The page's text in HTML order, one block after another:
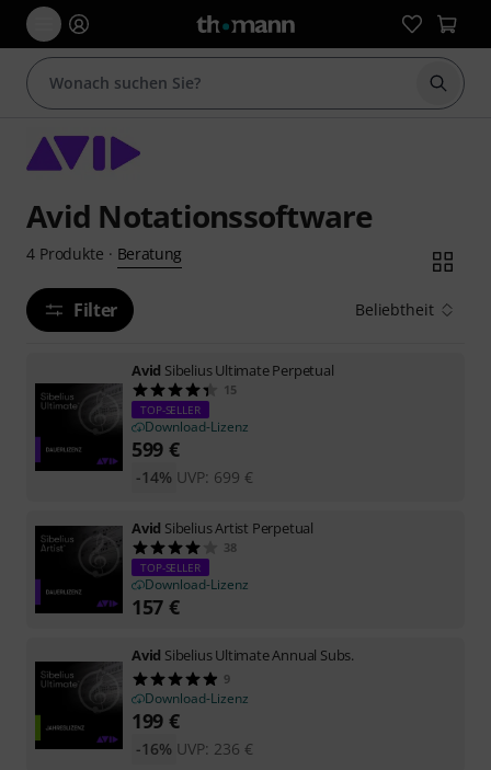
Suche
Avid Notationssoftware
4 Produkte · Beratung
Filter Beliebtheit
Avid Sibelius Ultimate Perpetual
15
TOP-SELLER
Download-Lizenz
599 €
UVP: 699 €
-14%
Avid Sibelius Artist Perpetual
38
TOP-SELLER
Download-Lizenz
157 €
Avid Sibelius Ultimate Annual Subs.
9
Download-Lizenz
199 €
UVP: 236 €
-16%